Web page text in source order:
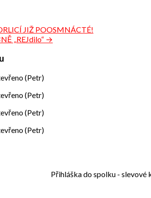
JIŽ POOSMNÁCTÉ!
„REJdilo“ →
(Petr)
(Petr)
(Petr)
(Petr)
Přihláška do spolku - slevové